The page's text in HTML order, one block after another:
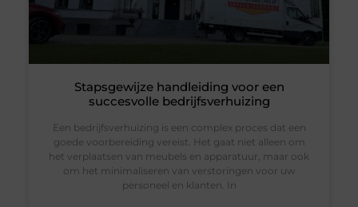
Stapsgewijze handleiding voor een
succesvolle bedrijfsverhuizing
Een bedrijfsverhuizing is een complex proces dat een
goede voorbereiding vereist. Het gaat niet alleen om
het verplaatsen van meubels en apparatuur, maar ook
om het minimaliseren van verstoringen voor uw
personeel en klanten. In